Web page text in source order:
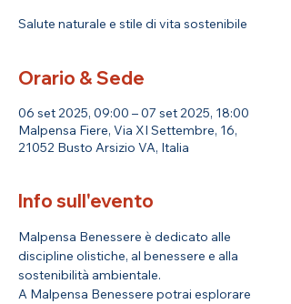
Salute naturale e stile di vita sostenibile
Orario & Sede
06 set 2025, 09:00 – 07 set 2025, 18:00
Malpensa Fiere, Via XI Settembre, 16,
21052 Busto Arsizio VA, Italia
Info sull'evento
Malpensa Benessere è dedicato alle
discipline olistiche, al benessere e alla
sostenibilità ambientale.
A Malpensa Benessere potrai esplorare